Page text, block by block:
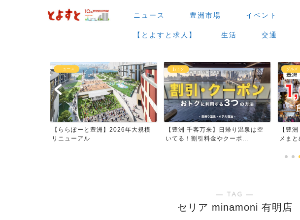
ニュース 豊洲市場 イベント
【とよすと求人】 生活 交通
おトク
【豊洲 千客万来】日帰り温泉は空
いてる！割引料金やクーポ...
グルメ
【豊洲 千客万来】1,000円以下グル
メまとめ
観光
【豊
泉を写
― TAG ―
セリア minamoni 有明店